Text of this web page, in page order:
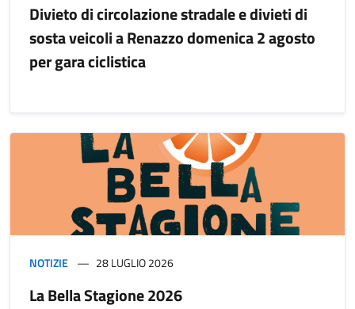
Divieto di circolazione stradale e divieti di
sosta veicoli a Renazzo domenica 2 agosto
per gara ciclistica
NOTIZIE 28 LUGLIO 2026
La Bella Stagione 2026